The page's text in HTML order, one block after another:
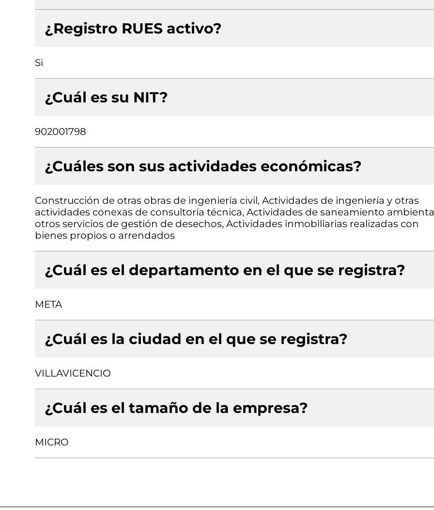
¿Registro RUES activo?
Si
¿Cuál es su NIT?
902001798
¿Cuáles son sus actividades económicas?
Construcción de otras obras de ingeniería civil, Actividades de ingeniería y otras
actividades conexas de consultoría técnica, Actividades de saneamiento
otros servicios de gestión de desechos, Actividades inmobiliarias realizadas con
bienes propios o arrendados
¿Cuál es el departamento en el que se registra?
META
¿Cuál es la ciudad en el que se registra?
VILLAVICENCIO
¿Cuál es el tamaño de la empresa?
MICRO